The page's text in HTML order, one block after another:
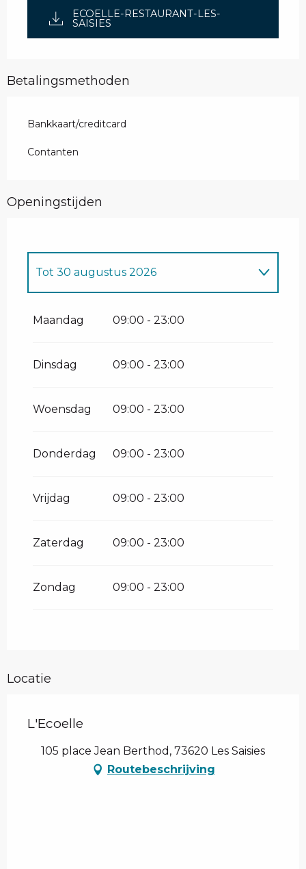
ECOELLE-RESTAURANT-LES-
SAISIES
Betalingsmethoden
Bankkaart/creditcard
Contanten
Openingstijden
1 januari 2026
Tot 30 augustus 2026
2027
Maandag 09:00 - 23:00
Dinsdag 09:00 - 23:00
Woensdag 09:00 - 23:00
Donderdag 09:00 - 23:00
Vrijdag 09:00 - 23:00
Zaterdag 09:00 - 23:00
Zondag 09:00 - 23:00
Locatie
L'Ecoelle
105 place Jean Berthod, 73620 Les Saisies
Routebeschrijving